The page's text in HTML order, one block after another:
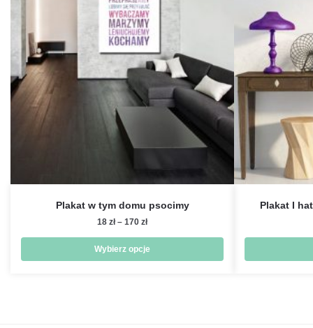
Plakat w tym domu psocimy
18 zł – 170 złZakres
od
18 zł
Wybierz opcje
Plakat I